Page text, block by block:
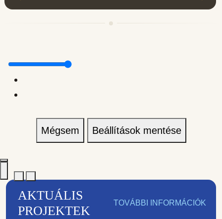
Mégsem Beállítások mentése
AKTUÁLIS
PROJEKTEK
TOVÁBBI INFORMÁCIÓK